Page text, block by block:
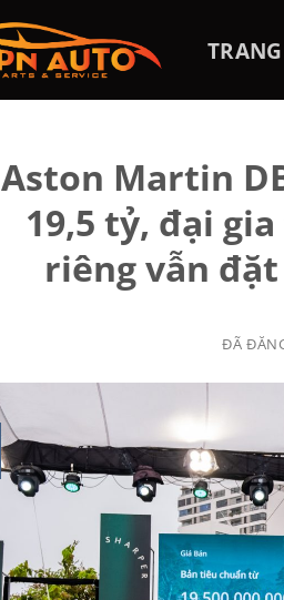
Aston Martin
19,5 tỷ, đại
riêng vẫn
ĐÃ